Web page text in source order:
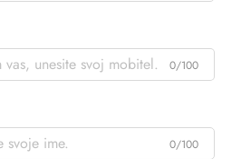
0/100
0/100